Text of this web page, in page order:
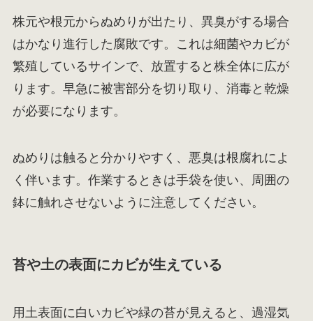
株元や根元からぬめりが出たり、異臭がする場合
はかなり進行した腐敗です。これは細菌やカビが
繁殖しているサインで、放置すると株全体に広が
ります。早急に被害部分を切り取り、消毒と乾燥
が必要になります。
ぬめりは触ると分かりやすく、悪臭は根腐れによ
く伴います。作業するときは手袋を使い、周囲の
鉢に触れさせないように注意してください。
苔や土の表面にカビが生えている
用土表面に白いカビや緑の苔が見えると、過湿気